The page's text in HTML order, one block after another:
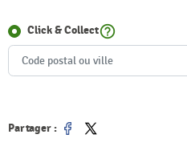
Click & Collecthelp_outline
Partager :
Partager
Tweet